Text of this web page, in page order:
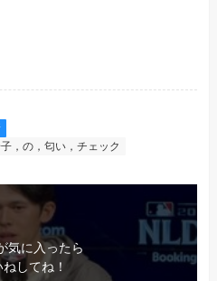
，の，匂い，チェック
気に入ったら
ねしてね！